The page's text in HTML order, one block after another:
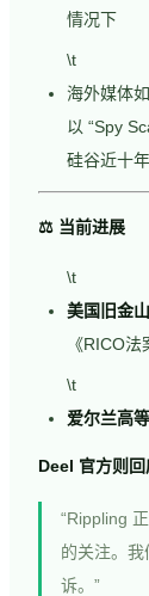
情况下
\t
海外媒体
以 “Spy
硅谷近十
⚖️ 当前进展
\t
美国旧金
《RICO
\t
爱尔兰高
Deel 官方则回
“Rippling
的关注。
诉。”